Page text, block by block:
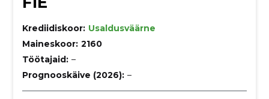
Krediidiskoor: Usaldusväärne
Maineskoor: 2160
Töötajaid: –
Prognooskäive (2026): –